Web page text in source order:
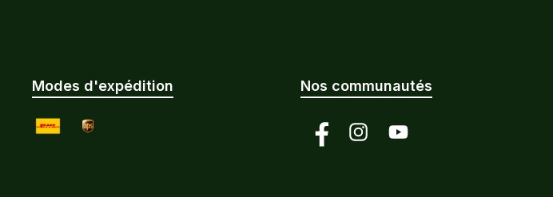
Modes d'expédition Nos communautés
FacebookInstagramYouTube